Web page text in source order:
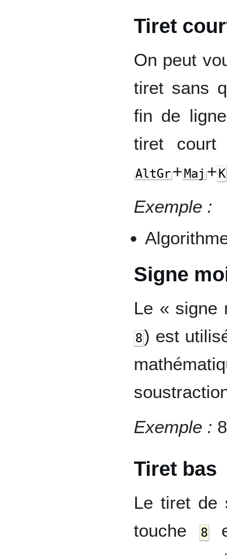
Tiret
On peut
tiret sans
fin de
tiret court
AltGr+Maj+K
Exemple :
Signe
Le «
8) est
Exemple :
Tiret bas
Le tiret de
touche
8